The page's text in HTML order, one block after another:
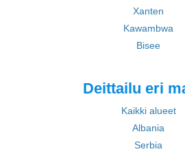
Xanten
Kawambwa
Bisee
Deittailu eri
Kaikki alueet
Albania
Serbia